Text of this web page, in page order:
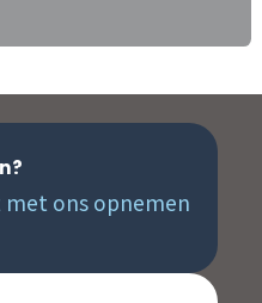
ons opnemen